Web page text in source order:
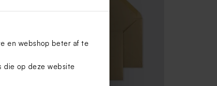
en webshop beter af te
die op deze website